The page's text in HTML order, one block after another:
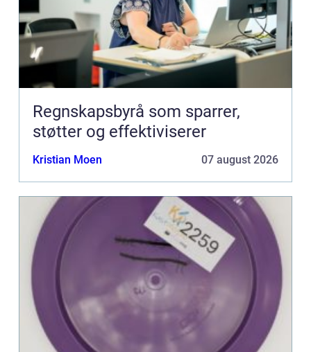
Regnskapsbyrå som sparrer,
støtter og effektiviserer
Kristian Moen 07 august 2026